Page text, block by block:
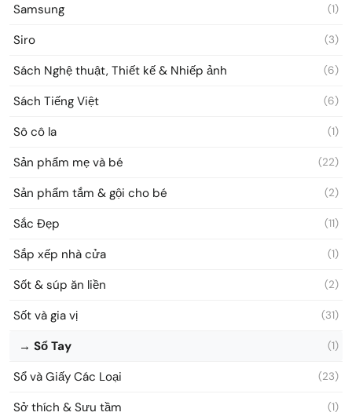
Samsung (1)
Siro (3)
Sách Nghệ thuật, Thiết kế & Nhiếp ảnh (6)
Sách Tiếng Việt (6)
Sô cô la (1)
Sản phẩm mẹ và bé (22)
Sản phẩm tắm & gội cho bé (2)
Sắc Đẹp (11)
Sắp xếp nhà cửa (1)
Sốt & súp ăn liền (2)
Sốt và gia vị (31)
→ Sổ Tay (1)
Sổ và Giấy Các Loại (23)
Sở thích & Sưu tầm (1)